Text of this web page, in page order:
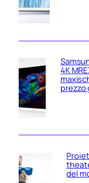
4K
prezzo
del